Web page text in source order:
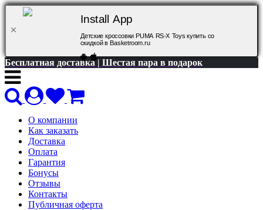
Install App
Детские кроссовки PUMA RS-X Toys купить со
скидкой в Basketroom.ru
Бесплатная доставка | Шестая пара в подарок
О компании
Как заказать
Доставка
Оплата
Гарантия
Бонусы
Отзывы
Контакты
Публичная оферта